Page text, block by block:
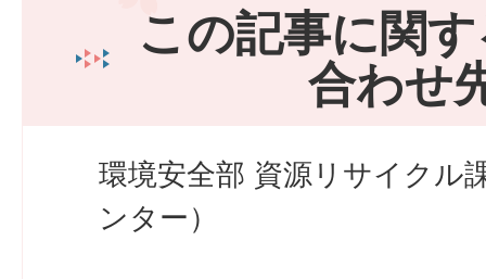
この記事に関
合わせ
環境安全部 資源リサイクル
ンター）